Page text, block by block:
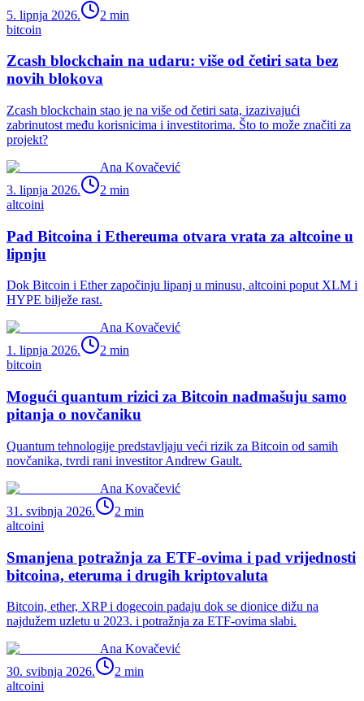
5. lipnja 2026. 2 min
bitcoin
Zcash blockchain na udaru: više od četiri sata bez
novih blokova
Zcash blockchain stao je na više od četiri sata, izazivajući
zabrinutost među korisnicima i investitorima. Što to može značiti za
projekt?
Ana Kovačević
3. lipnja 2026.
2 min
altcoini
Pad Bitcoina i Ethereuma otvara vrata za altcoine u
lipnju
Dok Bitcoin i Ether započinju lipanj u minusu, altcoini poput XLM i
HYPE bilježe rast.
Ana Kovačević
1. lipnja 2026.
2 min
bitcoin
Mogući quantum rizici za Bitcoin nadmašuju samo
pitanja o novčaniku
Quantum tehnologije predstavljaju veći rizik za Bitcoin od samih
novčanika, tvrdi rani investitor Andrew Gault.
Ana Kovačević
31. svibnja 2026.
2 min
altcoini
Smanjena potražnja za ETF-ovima i pad vrijednosti
bitcoina, eteruma i drugih kriptovaluta
Bitcoin, ether, XRP i dogecoin padaju dok se dionice dižu na
najdužem uzletu u 2023. i potražnja za ETF-ovima slabi.
Ana Kovačević
30. svibnja 2026.
2 min
altcoini